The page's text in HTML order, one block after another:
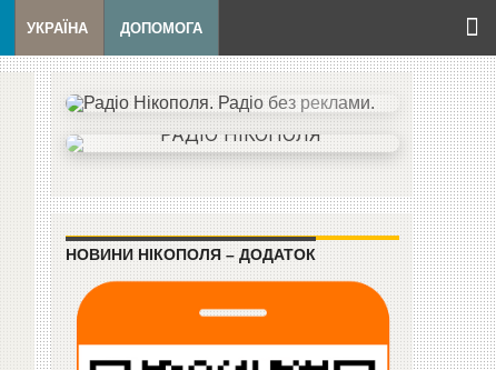
УКРАЇНА ДОПОМОГА
НОВИНИ НІКОПОЛЯ – ДОДАТОК